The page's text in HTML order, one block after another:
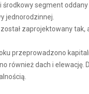
środkowy segment
jednorodzinnej.
został zaprojektowany
przeprowadzono
również dach i